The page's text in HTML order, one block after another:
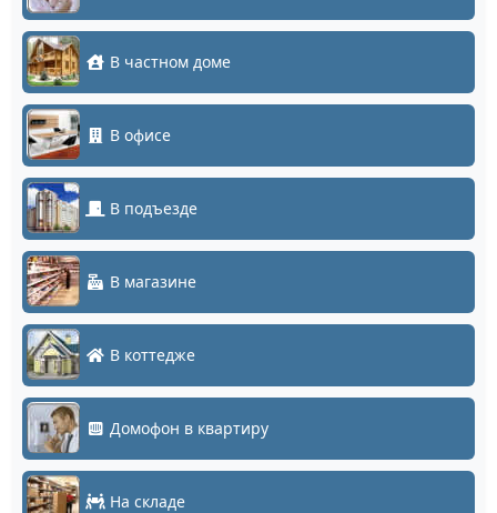
В частном доме
В офисе
В подъезде
В магазине
В коттедже
Домофон в квартиру
На складе